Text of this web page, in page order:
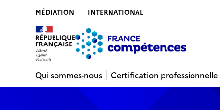
MÉDIATION INTERNATIONAL
Qui sommes-nous
Certification professionnelle